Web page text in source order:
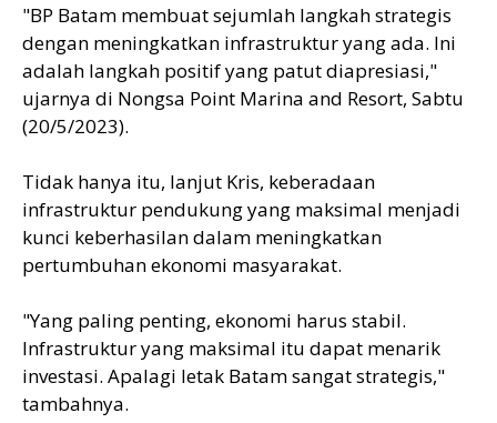
"BP Batam membuat sejumlah langkah strategis
dengan meningkatkan infrastruktur yang ada. Ini
adalah langkah positif yang patut diapresiasi,"
ujarnya di Nongsa Point Marina and Resort, Sabtu
(20/5/2023).
Tidak hanya itu, lanjut Kris, keberadaan
infrastruktur pendukung yang maksimal menjadi
kunci keberhasilan dalam meningkatkan
pertumbuhan ekonomi masyarakat.
"Yang paling penting, ekonomi harus stabil.
Infrastruktur yang maksimal itu dapat menarik
investasi. Apalagi letak Batam sangat strategis,"
tambahnya.